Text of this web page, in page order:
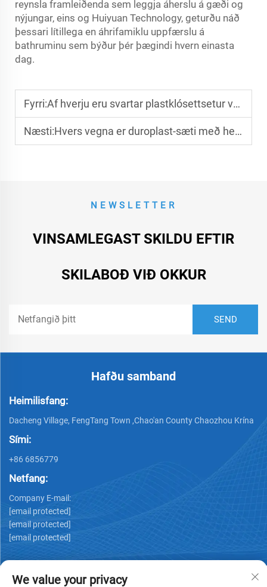
reynsla framleiðenda sem leggja áherslu á gæði og
nýjungar, eins og Huiyuan Technology, geturðu náð
þessari lítillega en áhrifamiklu uppfærslu á
bathruminu sem býður þér þægindi hvern einasta
dag.
Fyrri:Af hverju eru svartar plastklósettsetur verðandi vinsælri í nútímasbathherbergjum?
Næsti:Hvers vegna er duroplast-sæti með hefðbundinn lokunarföngur í hæfilegum staði fyrir langtíma notkun?
NEWSLETTER
VINSAMLEGAST SKILDU EFTIR
SKILABOÐ VIÐ OKKUR
Hafðu samband
Heimilisfang:
Dacheng Village, FengTang Town ,Chao'an County Chaozhou Krína
Sími:
+86 6856779
Netfang:
Company E-mail:
[email protected]
[email protected]
[email protected]
We value your privacy